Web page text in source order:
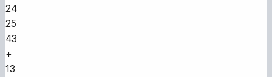
24
25
43
+
13